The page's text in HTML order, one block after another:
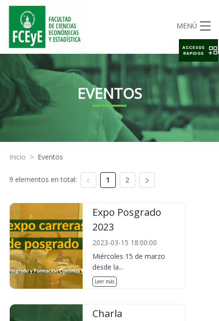
MENÚ
EVENTOS
Inicio > Eventos
9 elementos en total: 1 2
Expo Posgrado
2023
2023-03-15 18:00:00
Miércoles 15 de marzo
desde la...
Leer más
Charla
ACCESOS
RAPIDOS